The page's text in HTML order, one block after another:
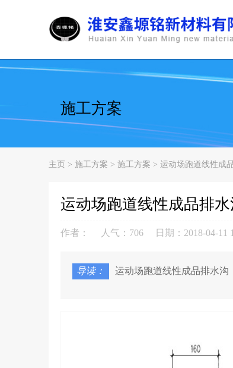
施工方案
主页 > 施工方案 > 施工方案 > 运动场跑道线性成
运动场跑道线性成品排水
作者： 人气：706 日期：2018-04-11
导读： 运动场跑道线性成品排水沟